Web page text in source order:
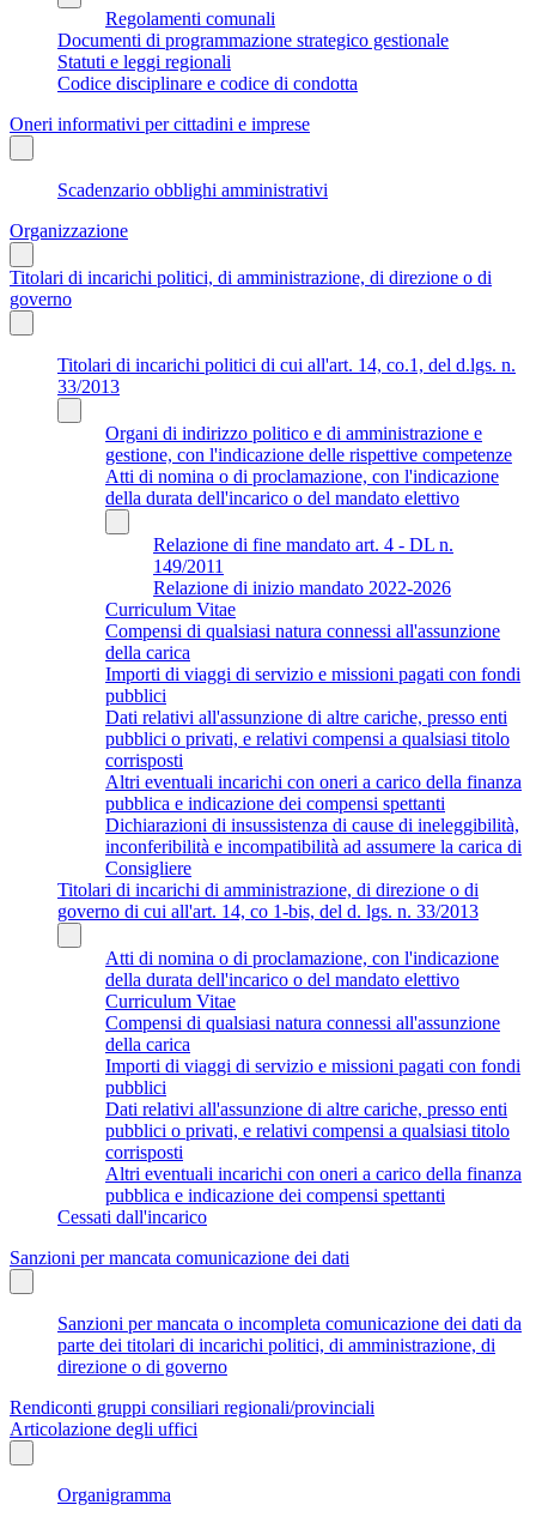
Regolamenti comunali
Documenti di programmazione strategico gestionale
Statuti e leggi regionali
Codice disciplinare e codice di condotta
Oneri informativi per cittadini e imprese
Scadenzario obblighi amministrativi
Organizzazione
Titolari di incarichi politici, di amministrazione, di direzione o di
governo
Titolari di incarichi politici di cui all'art. 14, co.1, del d.lgs. n.
33/2013
Organi di indirizzo politico e di amministrazione e
gestione, con l'indicazione delle rispettive competenze
Atti di nomina o di proclamazione, con l'indicazione
della durata dell'incarico o del mandato elettivo
Relazione di fine mandato art. 4 - DL n.
149/2011
Relazione di inizio mandato 2022-2026
Curriculum Vitae
Compensi di qualsiasi natura connessi all'assunzione
della carica
Importi di viaggi di servizio e missioni pagati con fondi
pubblici
Dati relativi all'assunzione di altre cariche, presso enti
pubblici o privati, e relativi compensi a qualsiasi titolo
corrisposti
Altri eventuali incarichi con oneri a carico della finanza
pubblica e indicazione dei compensi spettanti
Dichiarazioni di insussistenza di cause di ineleggibilità,
inconferibilità e incompatibilità ad assumere la carica di
Consigliere
Titolari di incarichi di amministrazione, di direzione o di
governo di cui all'art. 14, co 1-bis, del d. lgs. n. 33/2013
Atti di nomina o di proclamazione, con l'indicazione
della durata dell'incarico o del mandato elettivo
Curriculum Vitae
Compensi di qualsiasi natura connessi all'assunzione
della carica
Importi di viaggi di servizio e missioni pagati con fondi
pubblici
Dati relativi all'assunzione di altre cariche, presso enti
pubblici o privati, e relativi compensi a qualsiasi titolo
corrisposti
Altri eventuali incarichi con oneri a carico della finanza
pubblica e indicazione dei compensi spettanti
Cessati dall'incarico
Sanzioni per mancata comunicazione dei dati
Sanzioni per mancata o incompleta comunicazione dei dati da
parte dei titolari di incarichi politici, di amministrazione, di
direzione o di governo
Rendiconti gruppi consiliari regionali/provinciali
Articolazione degli uffici
Organigramma